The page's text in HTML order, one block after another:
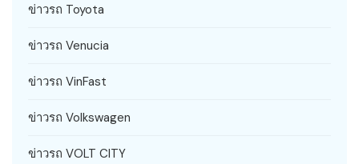
ข่าวรถ Toyota
ข่าวรถ Venucia
ข่าวรถ VinFast
ข่าวรถ Volkswagen
ข่าวรถ VOLT CITY